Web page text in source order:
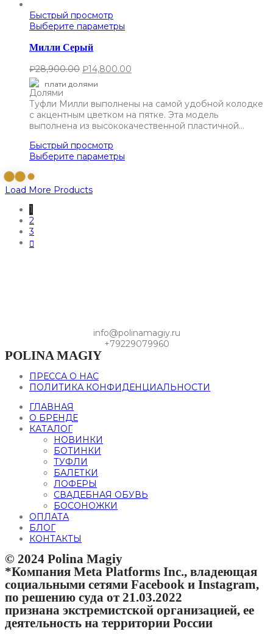
Быстрый просмотр
Выберите параметры
Милли Серый
₽28,900.00 ₽14,800.00
плати долями
Туфли Милли выполнены на самой удобной колодке
с акцентным цветком на пятке. Эта модель
выполнена из высококачественной пластичной…
Быстрый просмотр
Выберите параметры
Load More Products
1
2
3
info@polinamagiy.ru
+79229079960
POLINA MAGIY
ПРЕССА О НАС
ПОЛИТИКА КОНФИДЕНЦИАЛЬНОСТИ
ГЛАВНАЯ
О БРЕНДЕ
КАТАЛОГ
НОВИНКИ
БОТИНКИ
ТУФЛИ
БАЛЕТКИ
ЛОФЕРЫ
СВАДЕБНАЯ ОБУВЬ
БОСОНОЖКИ
ОПЛАТА
БЛОГ
КОНТАКТЫ
© 2024 Polina Magiy
*Компания Meta Platforms Inc., владеющая
социальными сетями Facebook и Instagram,
по решению суда от 21.03.2022
признана экстремистской организацией, ее
деятельность на территории России